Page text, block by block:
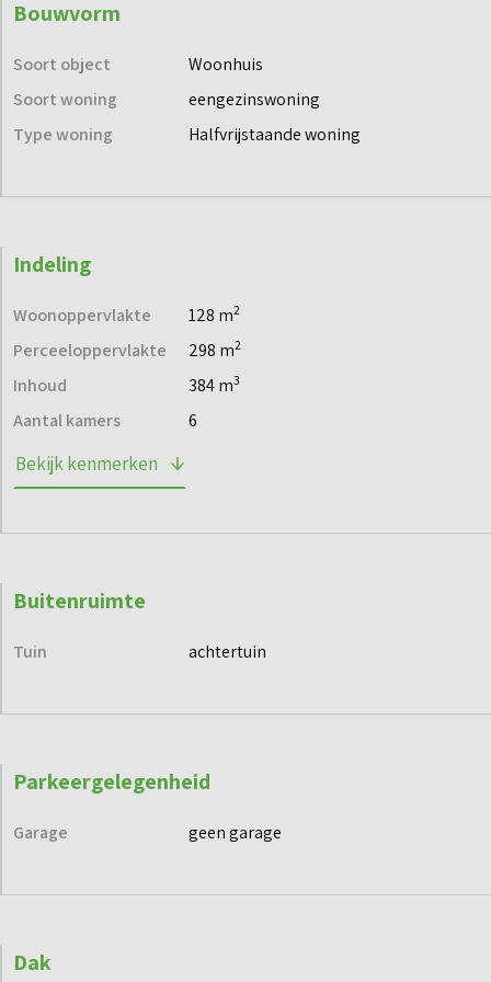
Bouwvorm
Soort object
Woonhuis
Soort woning
eengezinswoning
Type woning
Halfvrijstaande woning
Indeling
Woonoppervlakte 128 m2
Perceeloppervlakte 298 m2
Inhoud 384 m3
Aantal kamers 6
Bekijk kenmerken
Buitenruimte
Tuin achtertuin
Parkeergelegenheid
Garage geen garage
Dak